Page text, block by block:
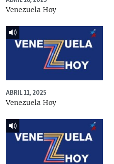
Venezuela Hoy
ABRIL 11, 2025
Venezuela Hoy